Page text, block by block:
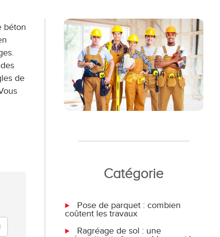
béton
de
Catégorie
Pose de parquet : combien
coûtent les travaux
Ragréage de sol : une